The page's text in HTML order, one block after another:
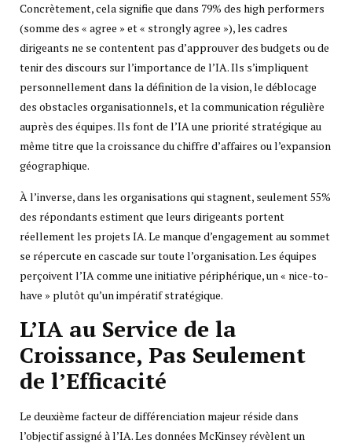
Concrètement, cela signifie que dans 79% des high performers
(somme des « agree » et « strongly agree »), les cadres
dirigeants ne se contentent pas d’approuver des budgets ou de
tenir des discours sur l’importance de l’IA. Ils s’impliquent
personnellement dans la définition de la vision, le déblocage
des obstacles organisationnels, et la communication régulière
auprès des équipes. Ils font de l’IA une priorité stratégique au
même titre que la croissance du chiffre d’affaires ou l’expansion
géographique.
À l’inverse, dans les organisations qui stagnent, seulement 55%
des répondants estiment que leurs dirigeants portent
réellement les projets IA. Le manque d’engagement au sommet
se répercute en cascade sur toute l’organisation. Les équipes
perçoivent l’IA comme une initiative périphérique, un « nice-to-
have » plutôt qu’un impératif stratégique.
L’IA au Service de la
Croissance, Pas Seulement
de l’Efficacité
Le deuxième facteur de différenciation majeur réside dans
l’objectif assigné à l’IA. Les données McKinsey révèlent un